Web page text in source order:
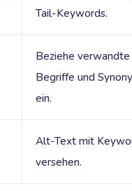
Tail-Keywords.
Beziehe verwandte
Begriffe und
ein.
Alt-Text mit
versehen.